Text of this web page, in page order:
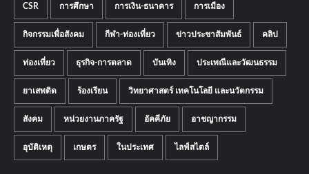
CSR การศึกษา การเงิน-ธนาคาร การเมือง
กิจกรรมเพื่อสังคม กีฬา-ท่องเที่ยว ข่าวประชาสัมพันธ์ คลิป
ท่องเที่ยว ธุรกิจ-การตลาด บันเทิง ประเพณีและวัฒนธรรม
ยาเสพติด ร้องเรียน วิทยาศาสตร์ เทคโนโลยี และนวัตกรรม
สังคม หน่วยงานภาครัฐ อัคคีภัย อาชญากรรม
อุบัติเหตุ เกษตร ในประเทศ ไลฟ์สไตล์